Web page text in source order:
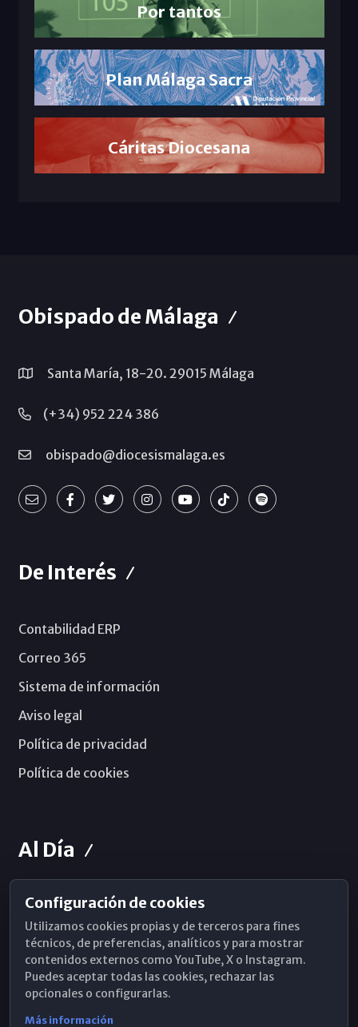
Por tantos
Plan Málaga Sacra
Cáritas Diocesana
Obispado de Málaga
Santa María, 18-20. 29015 Málaga
(+34) 952 224 386
obispado@diocesismalaga.es
De Interés
Contabilidad ERP
Correo 365
Sistema de información
Aviso legal
Política de privacidad
Política de cookies
Al Día
Horarios de Misa
Hemeroteca
WhatsApp
Configuración de cookies
Utilizamos cookies propias y de terceros para fines
técnicos, de preferencias, analíticos y para mostrar
contenidos externos como YouTube, X o Instagram.
Puedes aceptar todas las cookies, rechazar las
opcionales o configurarlas.
Más información